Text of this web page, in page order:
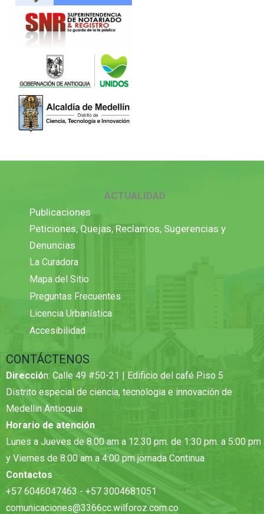
ACTUALIDAD
Publicaciones
Peticiones, Quejas, Reclamos, Sugerencias y
Denuncias
La Curadora
Mapa del Sitio
Preguntas Frecuentes
Licencia Urbanística
Accesibilidad
CONTÁCTENOS
Dirección: Calle 49 #50-21 | Edificio del café Piso 5
Distrito especial de ciencia, tecnologia e innovación de
Medellin Antioquia
Horario de atención
Lunes a Jueves de 8:00 am a 12.30 pm. de 1:30 pm. a 5:00 pm
y Viernes de 8:00 am a 4:00 pm jornada Continua
Contactos
+57 6046047463 - +57 3004681051
comunicaciones@3366cc.wilforoz.com.co